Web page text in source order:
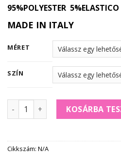
95%POLYESTER 5%ELASTICO
MADE IN ITALY
MÉRET
SZÍN
ANNABELLA karcsúsÍtott MINI
KOSÁRBA
Cikkszám: N/A